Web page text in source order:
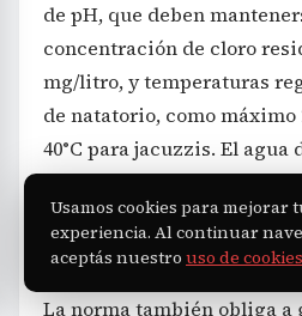
de pH, que deben
concentración de cloro
mg/litro, y temperaturas
de natatorio, como máximo
40°C para jacuzzis. El agua
monitoreada dos veces al
planillas oficiales y
adecuados.
La norma también obliga a
Usamos cookies para mejorar
experiencia. Al continuar
aceptás nuestro uso de cookies